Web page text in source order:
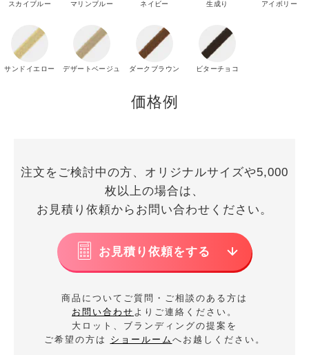
スカイブルー マリンブルー ネイビー 生成り アイボリー
サンドイエロー デザートベージュ ダークブラウン ビターチョコ
価格例
注文をご検討中の方、オリジナルサイズや5,000
枚以上の場合は、
お見積り依頼からお問い合わせください。
お見積り依頼をする
商品についてご質問・ご相談のある方は
お問い合わせ よりご連絡ください。
大ロット、ブランディングの提案を
ご希望の方は ショールーム へお越しください。